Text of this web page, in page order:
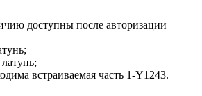
доступны после авторизации
встраиваемая часть 1-Y1243.